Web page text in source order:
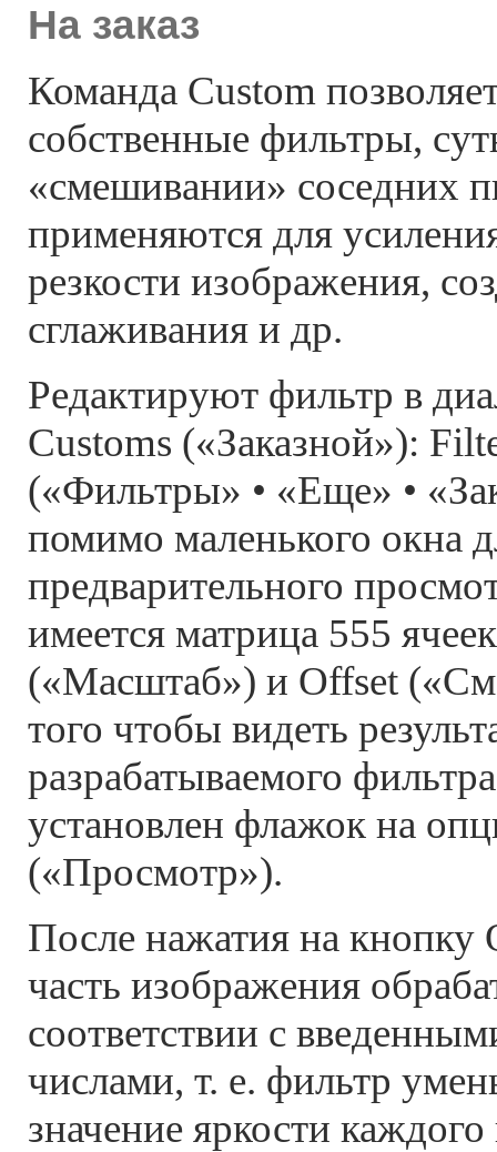
На заказ
Команда Custom
собственные фильтры,
«смешивании» соседних
применяются для
резкости изображения,
сглаживания и др.
Редактируют фильтр в
Customs («Заказной»):
(«Фильтры» • «Еще» •
помимо маленького окна
предварительного
имеется матрица 555
(«Масштаб») и Offset
того чтобы видеть
разрабатываемого
установлен флажок на
(«Просмотр»).
После нажатия на кнопку
часть изображения
соответствии с
числами, т. е. фильтр
значение яркости каждого